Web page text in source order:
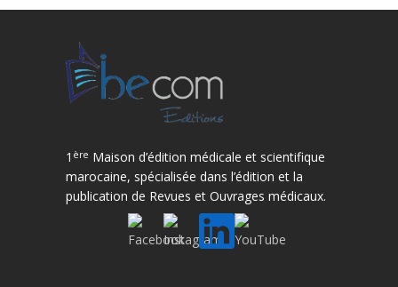
1 ère Maison d’édition médicale et scientifique
marocaine, spécialisée dans l’édition et la
publication de Revues et Ouvrages médicaux.